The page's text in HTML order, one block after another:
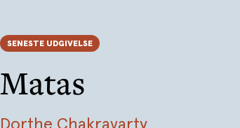
SENESTE UDGIVELSE
Matas
Dorthe Chakravarty